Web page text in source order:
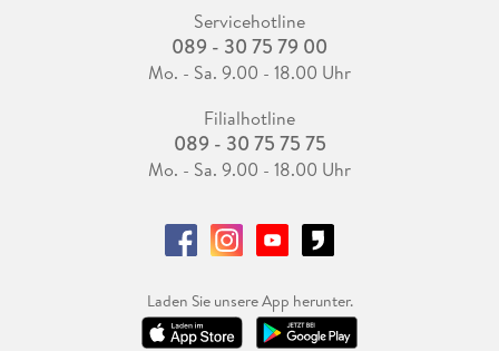
Servicehotline
089 - 30 75 79 00
Mo. - Sa. 9.00 - 18.00 Uhr
Filialhotline
089 - 30 75 75 75
Mo. - Sa. 9.00 - 18.00 Uhr
Laden Sie unsere App herunter.